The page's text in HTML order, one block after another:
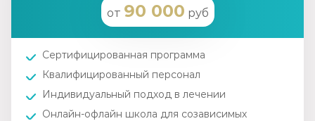
от 90 000 руб
Сертифицированная программа
Квалифицированный персонал
Индивидуальный подход в лечении
Онлайн-офлайн школа для созависимых